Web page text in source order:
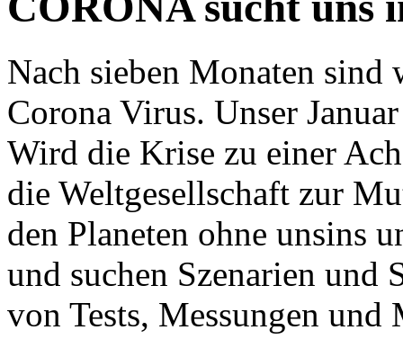
Nach sieben Monaten
Corona Virus. Unser
Wird die Krise zu einer
die Weltgesellschaft zur
den Planeten ohne unsins
und suchen Szenarien und
von Tests, Messungen und